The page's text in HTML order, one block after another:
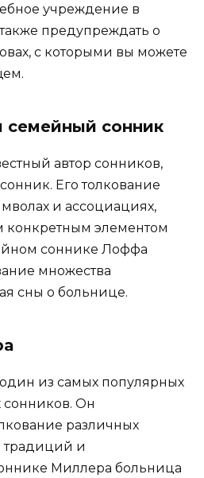
учреждение в
предупреждать о
с которыми вы можете
сонник
автор сонников,
Его толкование
и ассоциациях,
конкретным элементом
соннике Лоффа
множества
сны о больнице.
из самых популярных
Он
различных
традиций и
Миллера больница